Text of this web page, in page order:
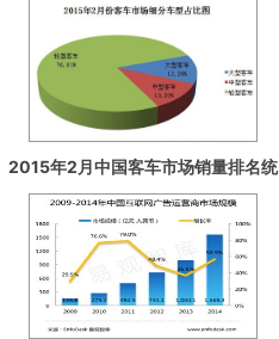
趋势分析预测
2015年2月中国客车市场销量排名统
计分析